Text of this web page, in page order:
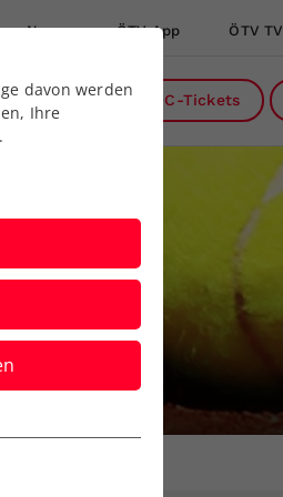
News ÖTV App ÖTV TV
uns DC-Tickets
davon werden
Ihre
der
Webseite